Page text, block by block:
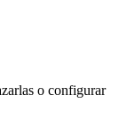
o configurar